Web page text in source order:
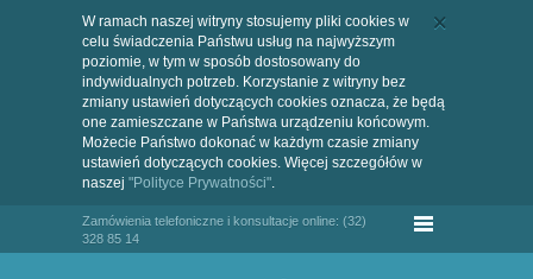
W ramach naszej witryny stosujemy pliki cookies w
celu świadczenia Państwu usług na najwyższym
poziomie, w tym w sposób dostosowany do
indywidualnych potrzeb. Korzystanie z witryny bez
zmiany ustawień dotyczących cookies oznacza, że będą
one zamieszczane w Państwa urządzeniu końcowym.
Możecie Państwo dokonać w każdym czasie zmiany
ustawień dotyczących cookies. Więcej szczegółów w
naszej "Polityce Prywatności".
Zamówienia telefoniczne i konsultacje online: (32)
328 85 14